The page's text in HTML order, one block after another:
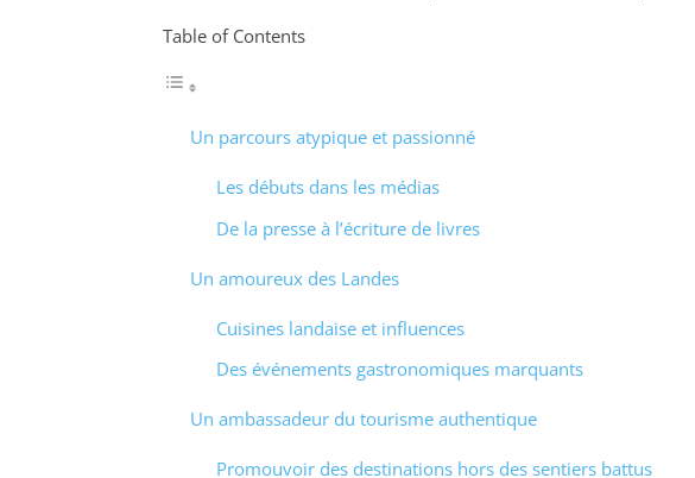
Table of Contents
Un parcours atypique et passionné
Les débuts dans les médias
De la presse à l’écriture de livres
Un amoureux des Landes
Cuisines landaise et influences
Des événements gastronomiques marquants
Un ambassadeur du tourisme authentique
Promouvoir des destinations hors des sentiers battus